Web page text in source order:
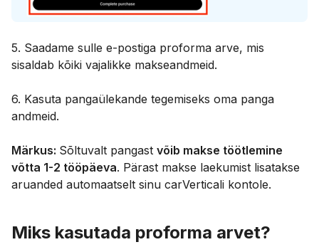
5. Saadame sulle e-postiga proforma arve, mis
sisaldab kõiki vajalikke makseandmeid.
6. Kasuta pangaülekande tegemiseks oma panga
andmeid.
Märkus: Sõltuvalt pangast võib makse töötlemine
võtta 1-2 tööpäeva. Pärast makse laekumist lisatakse
aruanded automaatselt sinu carVerticali kontole.
Miks kasutada proforma arvet?